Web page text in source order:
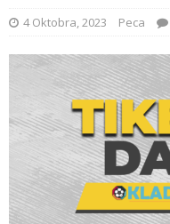
4 Oktobra, 2023 Peca